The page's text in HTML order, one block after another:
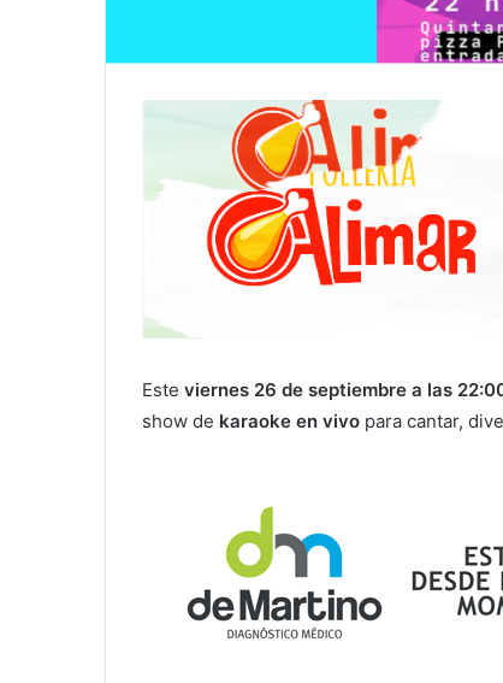
Este viernes 26 de septiembre a las
show de karaoke en vivo para cantar,